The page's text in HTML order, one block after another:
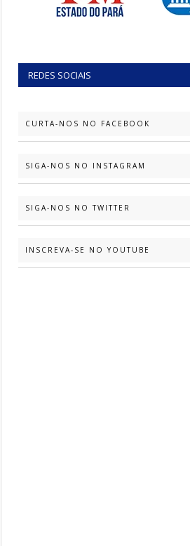
REDES SOCIAIS
CURTA-NOS NO FACEBOOK
SIGA-NOS NO INSTAGRAM
SIGA-NOS NO TWITTER
INSCREVA-SE NO YOUTUBE